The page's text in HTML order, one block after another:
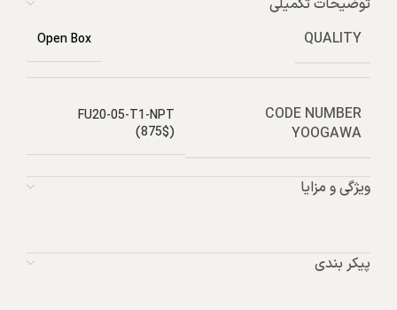
QUALITY
Open Box
CODE NUMBER
YOOGAWA
FU20-05-T1-NPT
(875$)
ویژگی و مزایا
پیکر بندی